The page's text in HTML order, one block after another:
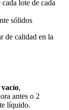
lote de cada
sólidos
de calidad en la
vacío,
antes o 2
líquido.